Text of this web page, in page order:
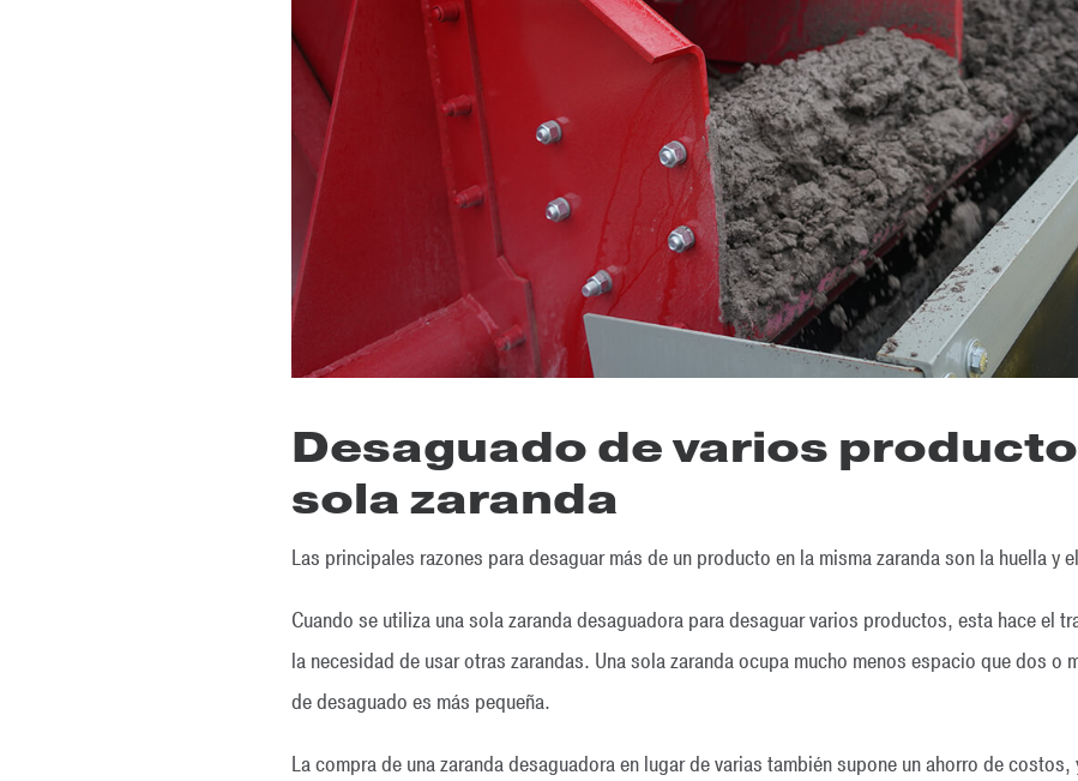
Desaguado de varios
sola zaranda
Las principales razones para desaguar más de un producto en la misma zaranda son la huella y
Cuando se utiliza una sola zaranda desaguadora para desaguar varios productos, esta hace el
la necesidad de usar otras zarandas. Una sola zaranda ocupa mucho menos espacio que dos o
de desaguado es más pequeña.
La compra de una zaranda desaguadora en lugar de varias también supone un ahorro de